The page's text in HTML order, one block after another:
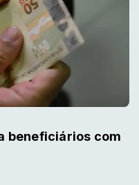
beneficiários com